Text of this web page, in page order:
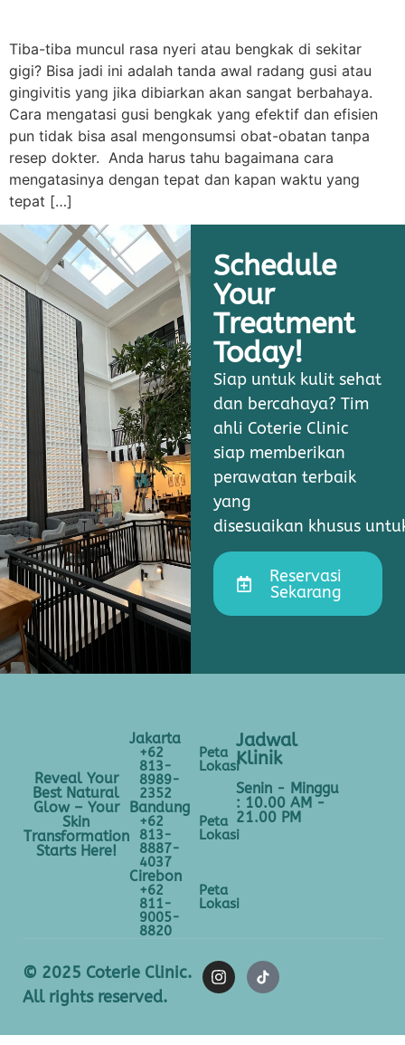
Tiba-tiba muncul rasa nyeri atau bengkak di sekitar
gigi? Bisa jadi ini adalah tanda awal radang gusi atau
gingivitis yang jika dibiarkan akan sangat berbahaya.
Cara mengatasi gusi bengkak yang efektif dan efisien
pun tidak bisa asal mengonsumsi obat-obatan tanpa
resep dokter. Anda harus tahu bagaimana cara
mengatasinya dengan tepat dan kapan waktu yang
tepat […]
Schedule
Your
Treatment
Today!
Siap untuk kulit sehat
dan bercahaya? Tim
ahli Coterie Clinic
siap memberikan
perawatan terbaik
yang
disesuaikan khusus
Reservasi
Sekarang
Reveal Your
Best Natural
Glow – Your
Skin
Transformation
Starts Here!
Jakarta
+62
813-
8989-
2352
Peta
Lokasi
Bandung
+62
813-
8887-
4037
Peta
Lokasi
Cirebon
+62
811-
9005-
8820
Peta
Lokasi
Jadwal
Klinik
Senin - Minggu
: 10.00 AM -
21.00 PM
© 2025 Coterie Clinic.
All rights reserved.